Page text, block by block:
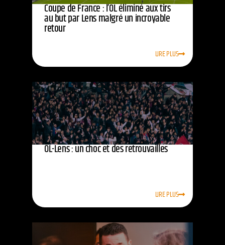
Coupe de France : l’OL éliminé aux tirs
au but par Lens malgré un incroyable
retour
LIRE PLUS
OL-Lens : un choc et des retrouvailles
LIRE PLUS